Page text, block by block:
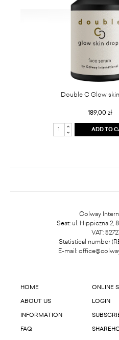
Double C Glow
189,00 zł
ADD TO
Colway
Seat: ul. Hippiczna 2,
VAT:
Statistical number
E-mail:
HOME
ABOUT US
INFORMATION
FAQ
ONLINE
LOGIN